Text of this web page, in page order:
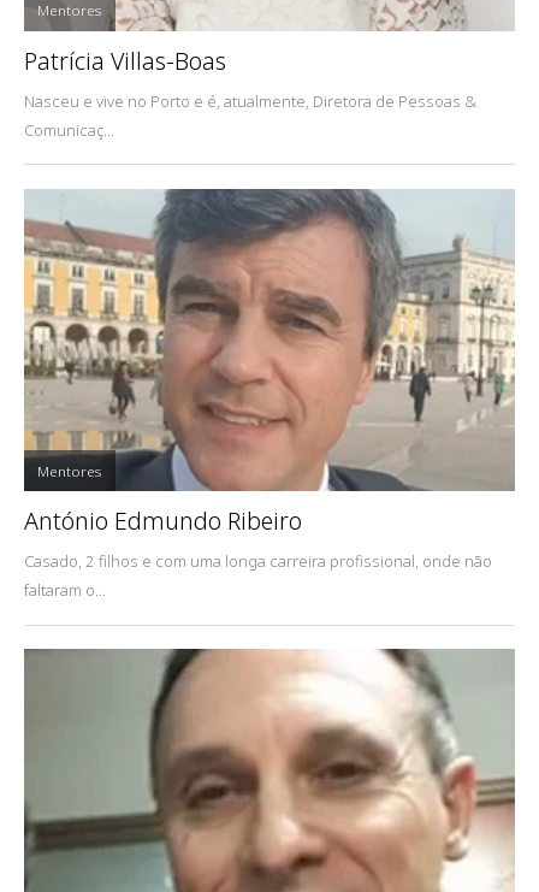
Mentores
Patrícia Villas-Boas
Nasceu e vive no Porto e é, atualmente, Diretora de Pessoas &
Comunicaç...
Mentores
António Edmundo Ribeiro
Casado, 2 filhos e com uma longa carreira profissional, onde não
faltaram o...